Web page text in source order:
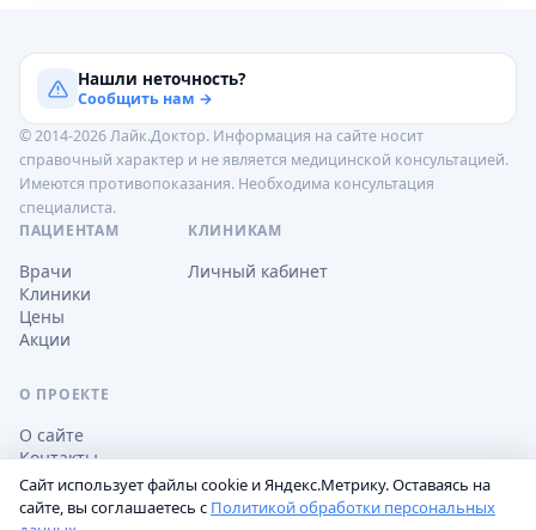
Нашли неточность?
Сообщить нам →
© 2014-2026 Лайк.Доктор. Информация на сайте носит
справочный характер и не является медицинской консультацией.
Имеются противопоказания. Необходима консультация
специалиста.
ПАЦИЕНТАМ
Врачи
Клиники
Цены
Акции
КЛИНИКАМ
Личный кабинет
О ПРОЕКТЕ
О сайте
Контакты
Сайт использует файлы cookie и Яндекс.Метрику. Оставаясь на
сайте, вы соглашаетесь с Политикой обработки персональных